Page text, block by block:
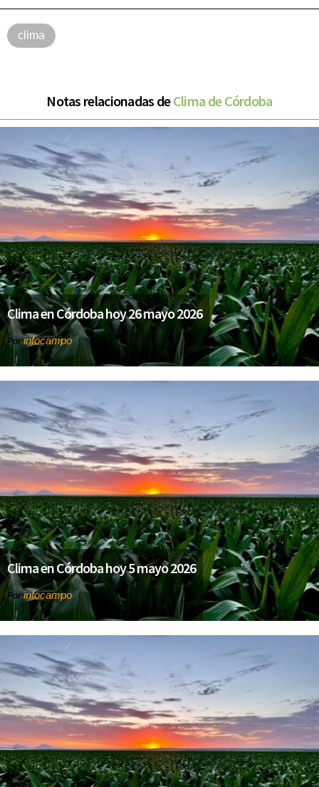
clima
Notas relacionadas deClima de Córdoba
Clima en Córdoba hoy 26 mayo 2026
Por infocampo
Clima en Córdoba hoy 5 mayo 2026
Porinfocampo